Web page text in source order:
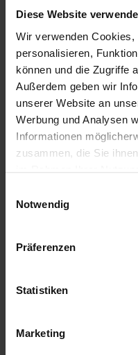
Diese Website
Wir verwenden
personalisieren,
können und die Zugriffe
Außerdem geben wir
unserer Website an
Werbung und Analysen
Informationen
zusammen, die Sie
Notwendig
Präferenzen
Statistiken
Marketing
Karriere-Coaching mit
besten Jobberatung
Soziale Absicherung durch
TTI-Betriebsrat und
Fairnessabkommen
Weitere interessante
Schicht ohne